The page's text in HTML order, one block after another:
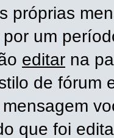
próprias
um
editar na
de fórum
que foi